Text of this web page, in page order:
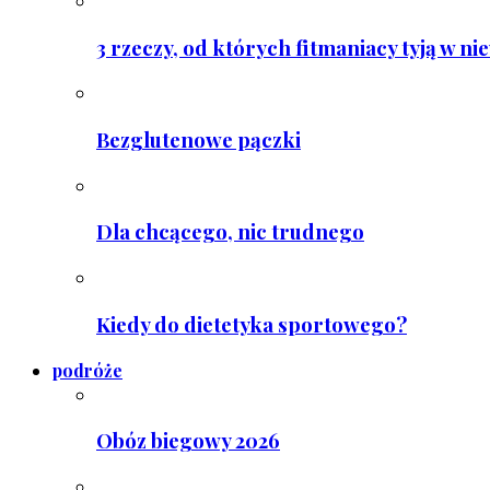
3 rzeczy, od których fitmaniacy tyją w
Bezglutenowe pączki
Dla chcącego, nic trudnego
Kiedy do dietetyka sportowego?
podróże
Obóz biegowy 2026